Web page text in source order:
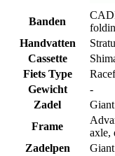
Banden
Handvatten
Cassette
Fiets Type
Gewicht
-
Zadel
Frame
axle,
Zadelpen